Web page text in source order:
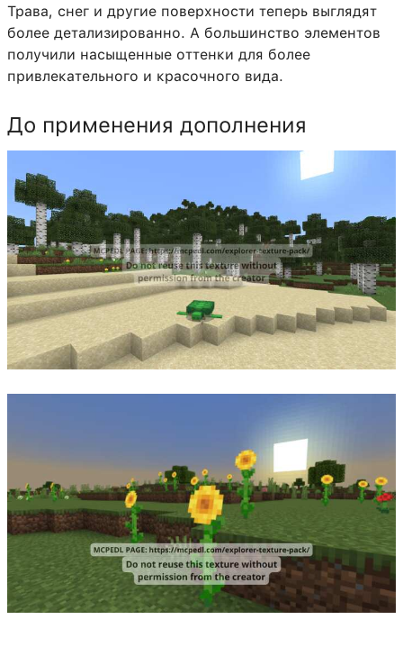
Трава, снег и другие поверхности теперь выглядят
более детализированно. А большинство элементов
получили насыщенные оттенки для более
привлекательного и красочного вида.
До применения дополнения